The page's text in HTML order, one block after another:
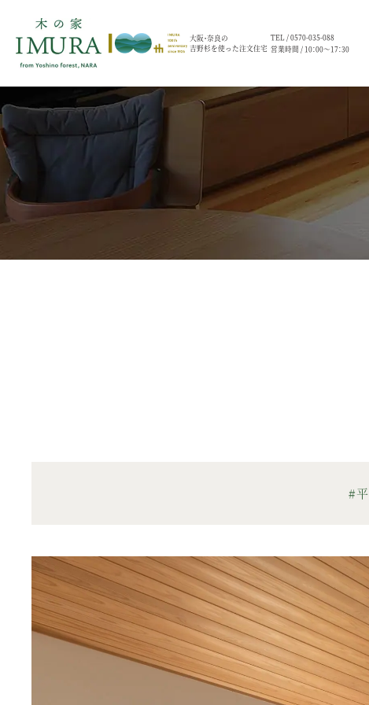
大阪・奈良の
吉野杉を使った注文住宅
TEL /0570-035-088
営業時間 / 10：00～17：30
#